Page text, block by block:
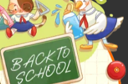
Hằng Ngày Của Bé